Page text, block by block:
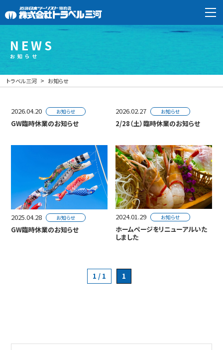
0563-56-5281
ツアー紹介
スタッフ紹介
NEWS
お知らせ
トラベル三河 > お知らせ
2026.04.20 お知らせ
GW臨時休業のお知らせ
2026.02.27 お知らせ
2/28（土）臨時休業のお知らせ
2025.04.28 お知らせ
GW臨時休業のお知らせ
2024.01.29 お知らせ
ホームページをリニューアルいた
しました
1 / 1 1